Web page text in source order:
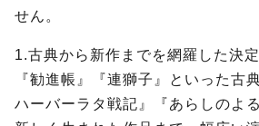
せん。
1.古典から新作までを網羅した決
『勧進帳』『連獅子』といった古
ハーバーラタ戦記』『あらしのよ